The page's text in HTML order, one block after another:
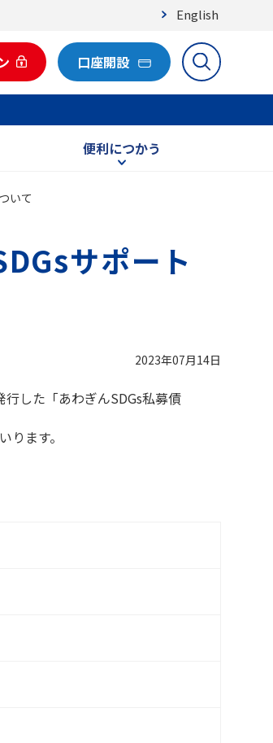
English
口座開設
便利につかう
いて
サポート
2023年07月14日
した「あわぎんSDGs私募債
ます。